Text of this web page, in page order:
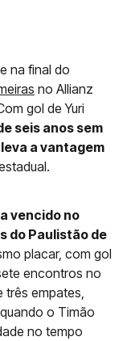
na final do
no Allianz
gol de Yuri
seis anos sem
a vantagem
vencido no
do Paulistão de
placar, com gol
encontros no
três empates,
o Timão
no tempo